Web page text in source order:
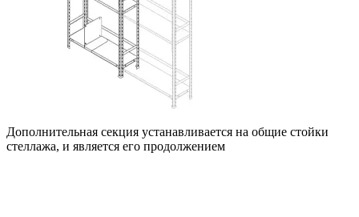
Дополнительная секция устанавливается на общие стойки
стеллажа, и является его продолжением